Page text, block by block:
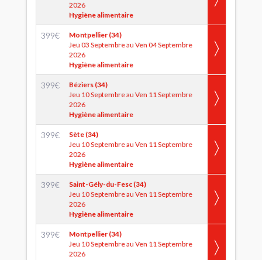
2026
Hygiène alimentaire
399€
Montpellier (34)
Jeu 03 Septembre au Ven 04 Septembre
2026
Hygiène alimentaire
399€
Béziers (34)
Jeu 10 Septembre au Ven 11 Septembre
2026
Hygiène alimentaire
399€
Sète (34)
Jeu 10 Septembre au Ven 11 Septembre
2026
Hygiène alimentaire
399€
Saint-Gély-du-Fesc (34)
Jeu 10 Septembre au Ven 11 Septembre
2026
Hygiène alimentaire
399€
Montpellier (34)
Jeu 10 Septembre au Ven 11 Septembre
2026